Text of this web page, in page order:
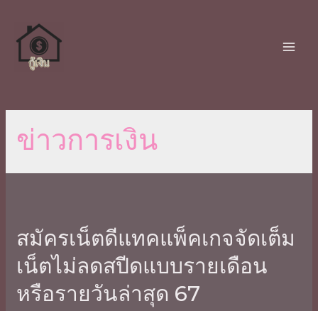
ข่าวการเงิน
สมัคร​เน็ต​ดี​แทคแพ็คเกจจัดเต็ม
เน็ตไม่ลดสปีดแบบรายเดือน
หรือรายวันล่าสุด 67